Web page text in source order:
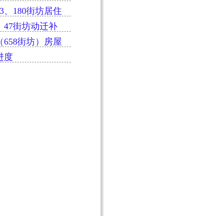
、180街坊居住
47街坊动迁补
658街坊）房屋
度